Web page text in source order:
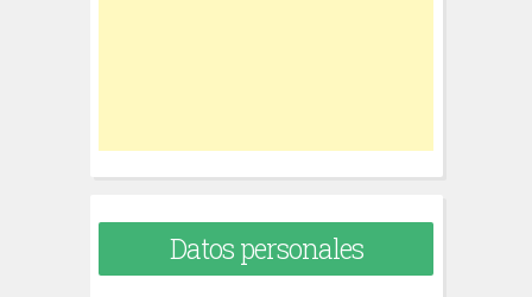
Datos personales